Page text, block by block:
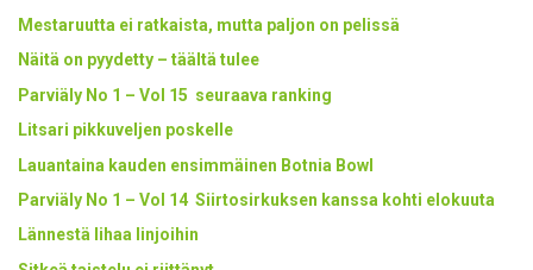
Mestaruutta ei ratkaista, mutta paljon on pelissä
Näitä on pyydetty – täältä tulee
Parviäly No 1 – Vol 15 seuraava ranking
Litsari pikkuveljen poskelle
Lauantaina kauden ensimmäinen Botnia Bowl
Parviäly No 1 – Vol 14 Siirtosirkuksen kanssa kohti elokuuta
Lännestä lihaa linjoihin